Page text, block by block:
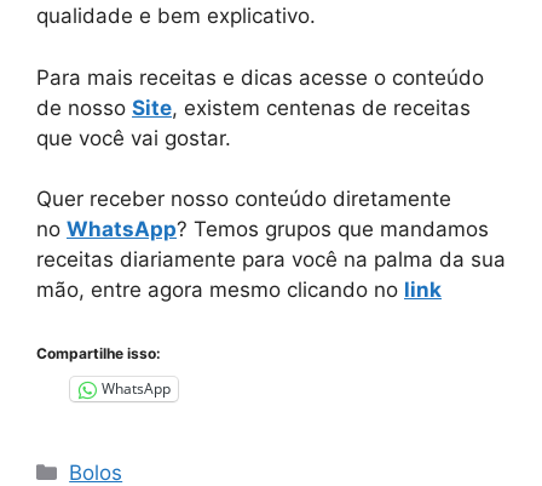
qualidade e bem explicativo.
Para mais receitas e dicas acesse o conteúdo
de nosso Site, existem centenas de receitas
que você vai gostar.
Quer receber nosso conteúdo diretamente
no WhatsApp? Temos grupos que mandamos
receitas diariamente para você na palma da sua
mão, entre agora mesmo clicando no link
Compartilhe isso:
WhatsApp
Categorias
Bolos